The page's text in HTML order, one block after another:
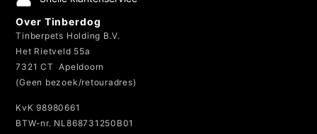
Over Tinberdog
Tinberpets Holding B.V.
Het Rietveld 55a
7321 CT Apeldoorn
(Geen bezoek/retouradres)
KvK 98980661
BTW-nr. NL868731250B01